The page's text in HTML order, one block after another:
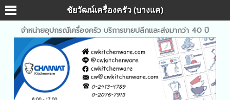
ชัยวัฒน์เครื่องครัว (บางแค)
จำหน่ายอุปกรณ์เครื่องครัว บริการขายปลีกและส่งมากว่า 40 ปี